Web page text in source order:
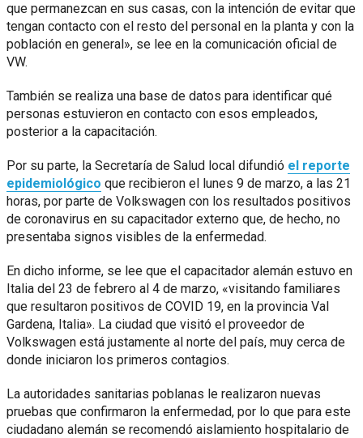
que permanezcan en sus casas, con la intención de evitar que
tengan contacto con el resto del personal en la planta y con la
población en general», se lee en la comunicación oficial de
VW.
También se realiza una base de datos para identificar qué
personas estuvieron en contacto con esos empleados,
posterior a la capacitación.
Por su parte, la Secretaría de Salud local difundió el reporte
epidemiológico que recibieron el lunes 9 de marzo, a las 21
horas, por parte de Volkswagen con los resultados positivos
de coronavirus en su capacitador externo que, de hecho, no
presentaba signos visibles de la enfermedad.
En dicho informe, se lee que el capacitador alemán estuvo en
Italia del 23 de febrero al 4 de marzo, «visitando familiares
que resultaron positivos de COVID 19, en la provincia Val
Gardena, Italia». La ciudad que visitó el proveedor de
Volkswagen está justamente al norte del país, muy cerca de
donde iniciaron los primeros contagios.
La autoridades sanitarias poblanas le realizaron nuevas
pruebas que confirmaron la enfermedad, por lo que para este
ciudadano alemán se recomendó aislamiento hospitalario de